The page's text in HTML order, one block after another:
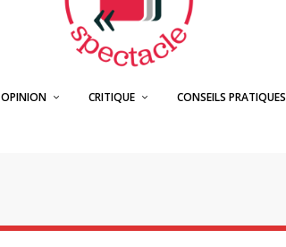
OPINION CRITIQUE CONSEILS PRATIQUES